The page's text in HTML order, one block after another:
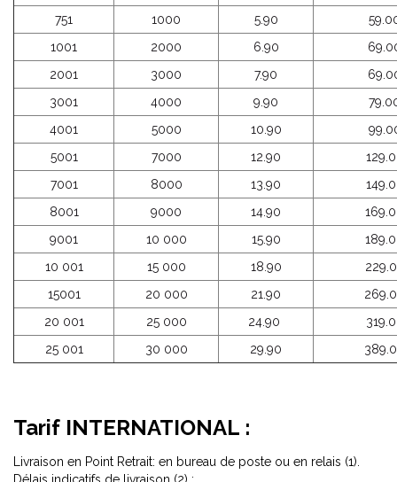
751
1000 5.90
1001
2000 6.90
2001
3000 7.90
3001
4000 9.90
4001
5000 10.90
5001
7000 12.90
7001
8000 13.90
8001
9000 14.90
9001
10 000 15.90
10 001
15 000 18.90
15001
20 000 21.90
20 001
25 000 24.90
25 001
30 000 29.90
Tarif INTERNATIONAL :
Livraison en Point Retrait: en bureau de poste ou en relais (1).